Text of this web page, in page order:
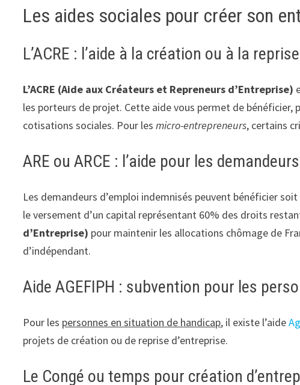
Les aides sociales pour créer son
L’ACRE : l’aide à la création ou à la
L’ACRE (Aide aux Créateurs et Repreneurs d’Entreprise)
les porteurs de projet. Cette aide vous permet de bénéficier,
cotisations sociales. Pour lesmicro-entrepreneurs, certains
ARE ou ARCE : l’aide pour les
Les demandeurs d’emploi indemnisés peuvent bénéficier
le versement d’un capital représentant 60% des droits
d’Entreprise) pour maintenir les allocations chômage de
d’indépendant.
Aide AGEFIPH : subvention pour les
Pour les personnes en situation de handicap, il existe l’aide
projets de création ou de reprise d’entreprise.
Le Congé ou temps pour création